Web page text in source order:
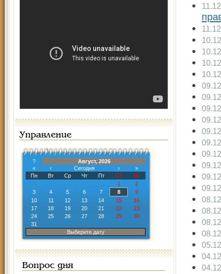
Управление
?
Август, 2026
«
‹ Сегодня ›
»
Пн
Вт Ср Чт Пт Сб
Вс
1
2
3
4 5 6 7 8
9
10
11 12 13 14 15
16
17
18 19 20 21 22
23
24
25 26 27 28 29
30
31
Выберите дату
Вопрос дня